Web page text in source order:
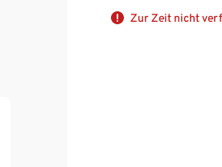
Zur Zeit nicht